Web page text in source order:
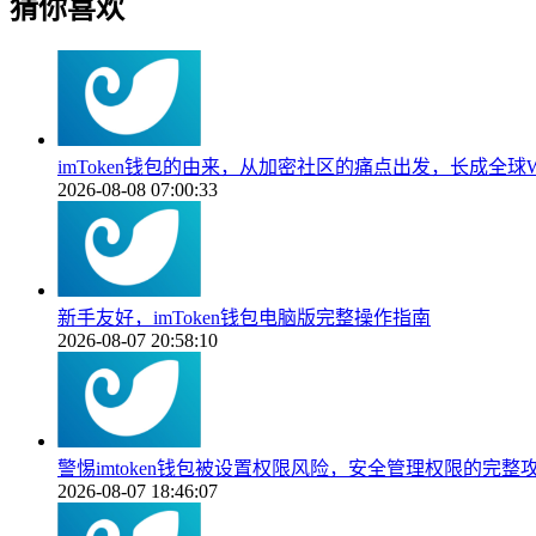
猜你喜欢
imToken钱包的由来，从加密社区的痛点出发，长成全球
2026-08-08 07:00:33
新手友好，imToken钱包电脑版完整操作指南
2026-08-07 20:58:10
警惕imtoken钱包被设置权限风险，安全管理权限的完整
2026-08-07 18:46:07